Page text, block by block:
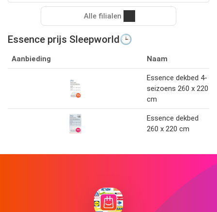
Alle filialen
Essence prijs Sleepworld🕒
Aanbieding Naam
Essence dekbed 4-
seizoens 260 x 220
cm
Essence dekbed
260 x 220 cm